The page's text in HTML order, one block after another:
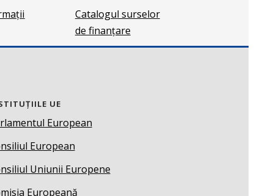
Catalogul surselor
de finanțare
UE
European
European
Uniunii Europene
Europeană